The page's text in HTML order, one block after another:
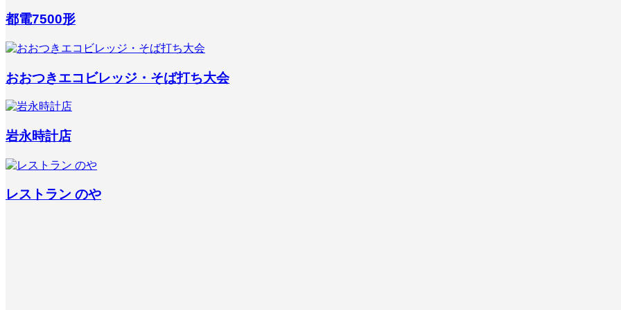
都電7500形
おおつきエコビレッジ・そば打ち大会
岩永時計店
レストラン のや